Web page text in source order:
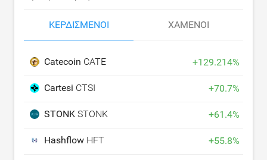
ΚΕΡΔΙΣΜΈΝΟΙ ΧΑΜΈΝΟΙ
Catecoin CATE +129.214%
Cartesi CTSI +70.7%
STONK STONK +61.4%
Hashflow HFT +55.8%